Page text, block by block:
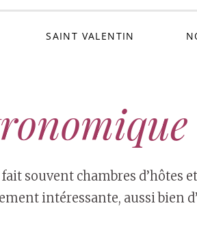
SAINT VALENTIN
souvent chambres d’hôtes
intéressante, aussi bien